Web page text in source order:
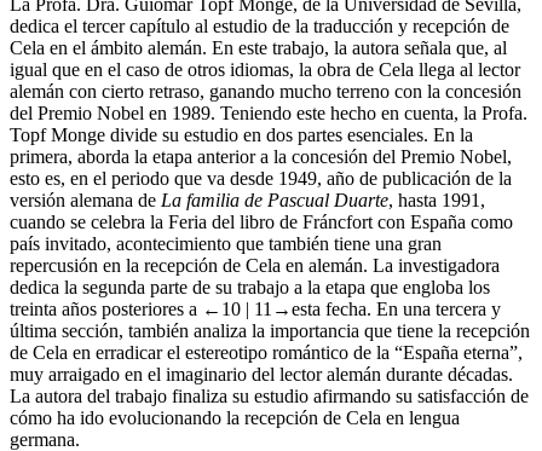
dedica el tercer capítulo al estudio de la traducción y recepción de
Cela en el ámbito alemán. En este trabajo, la autora señala que, al
igual que en el caso de otros idiomas, la obra de Cela llega al lector
alemán con cierto retraso, ganando mucho terreno con la concesión
del Premio Nobel en 1989. Teniendo este hecho en cuenta, la Profa.
Topf Monge divide su estudio en dos partes esenciales. En la
primera, aborda la etapa anterior a la concesión del Premio Nobel,
esto es, en el periodo que va desde 1949, año de publicación de la
versión alemana de La familia de Pascual Duarte, hasta 1991,
cuando se celebra la Feria del libro de Fráncfort con España como
país invitado, acontecimiento que también tiene una gran
repercusión en la recepción de Cela en alemán. La investigadora
dedica la segunda parte de su trabajo a la etapa que engloba los
treinta años posteriores a ←10 | 11→esta fecha. En una tercera y
última sección, también analiza la importancia que tiene la recepción
de Cela en erradicar el estereotipo romántico de la “España eterna”,
muy arraigado en el imaginario del lector alemán durante décadas.
La autora del trabajo finaliza su estudio afirmando su satisfacción de
cómo ha ido evolucionando la recepción de Cela en lengua
germana.